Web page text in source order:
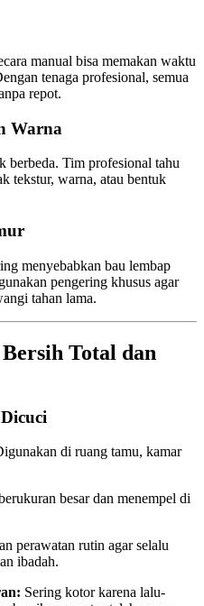
manual bisa memakan waktu
tenaga profesional, semua
repot.
Warna
berbeda. Tim profesional tahu
tekstur, warna, atau bentuk
menyebabkan bau lembap
pengering khusus agar
tahan lama.
Total dan
di ruang tamu, kamar
besar dan menempel di
perawatan rutin agar selalu
ibadah.
Sering kotor karena lalu-